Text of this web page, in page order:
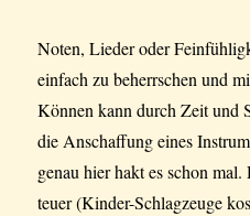
Noten, Lieder oder
einfach zu beherrschen und
Können kann durch Zeit und
die Anschaffung eines
genau hier hakt es schon
teuer (Kinder-Schlagzeuge